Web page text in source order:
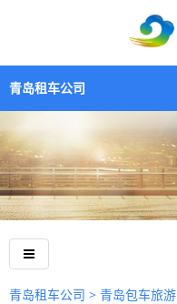
青岛租车公司
青岛租车公司 > 青岛包车旅游